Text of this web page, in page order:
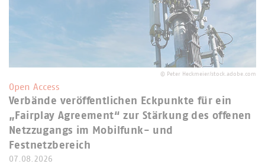
© Peter Heckmeier/stock.adobe.com
Open Access
Verbände veröffentlichen Eckpunkte für ein
„Fairplay Agreement“ zur Stärkung des offenen
Netzzugangs im Mobilfunk- und
Festnetzbereich
07.08.2026